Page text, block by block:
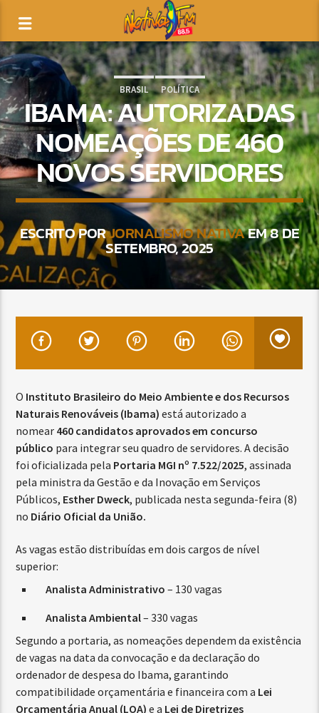
BRASIL POLÍTICA
IBAMA: AUTORIZADAS
NOMEAÇÕES DE 460
NOVOS SERVIDORES
ESCRITO PORJORNALISMO NATIVAEM 8 DE
SETEMBRO, 2025
O Instituto Brasileiro do Meio Ambiente e dos Recursos
Naturais Renováveis (Ibama) está autorizado a
nomear 460 candidatos aprovados em concurso
público para integrar seu quadro de servidores. A decisão
foi oficializada pela Portaria MGI nº 7.522/2025, assinada
pela ministra da Gestão e da Inovação em Serviços
Públicos, Esther Dweck, publicada nesta segunda-feira (8)
no Diário Oficial da União.
As vagas estão distribuídas em dois cargos de nível
superior:
Analista Administrativo – 130 vagas
Analista Ambiental– 330 vagas
Segundo a portaria, as nomeações dependem da existência
de vagas na data da convocação e da declaração do
ordenador de despesa do Ibama, garantindo
compatibilidade orçamentária e financeira com a Lei
Orçamentária Anual (LOA) e a Lei de Diretrizes